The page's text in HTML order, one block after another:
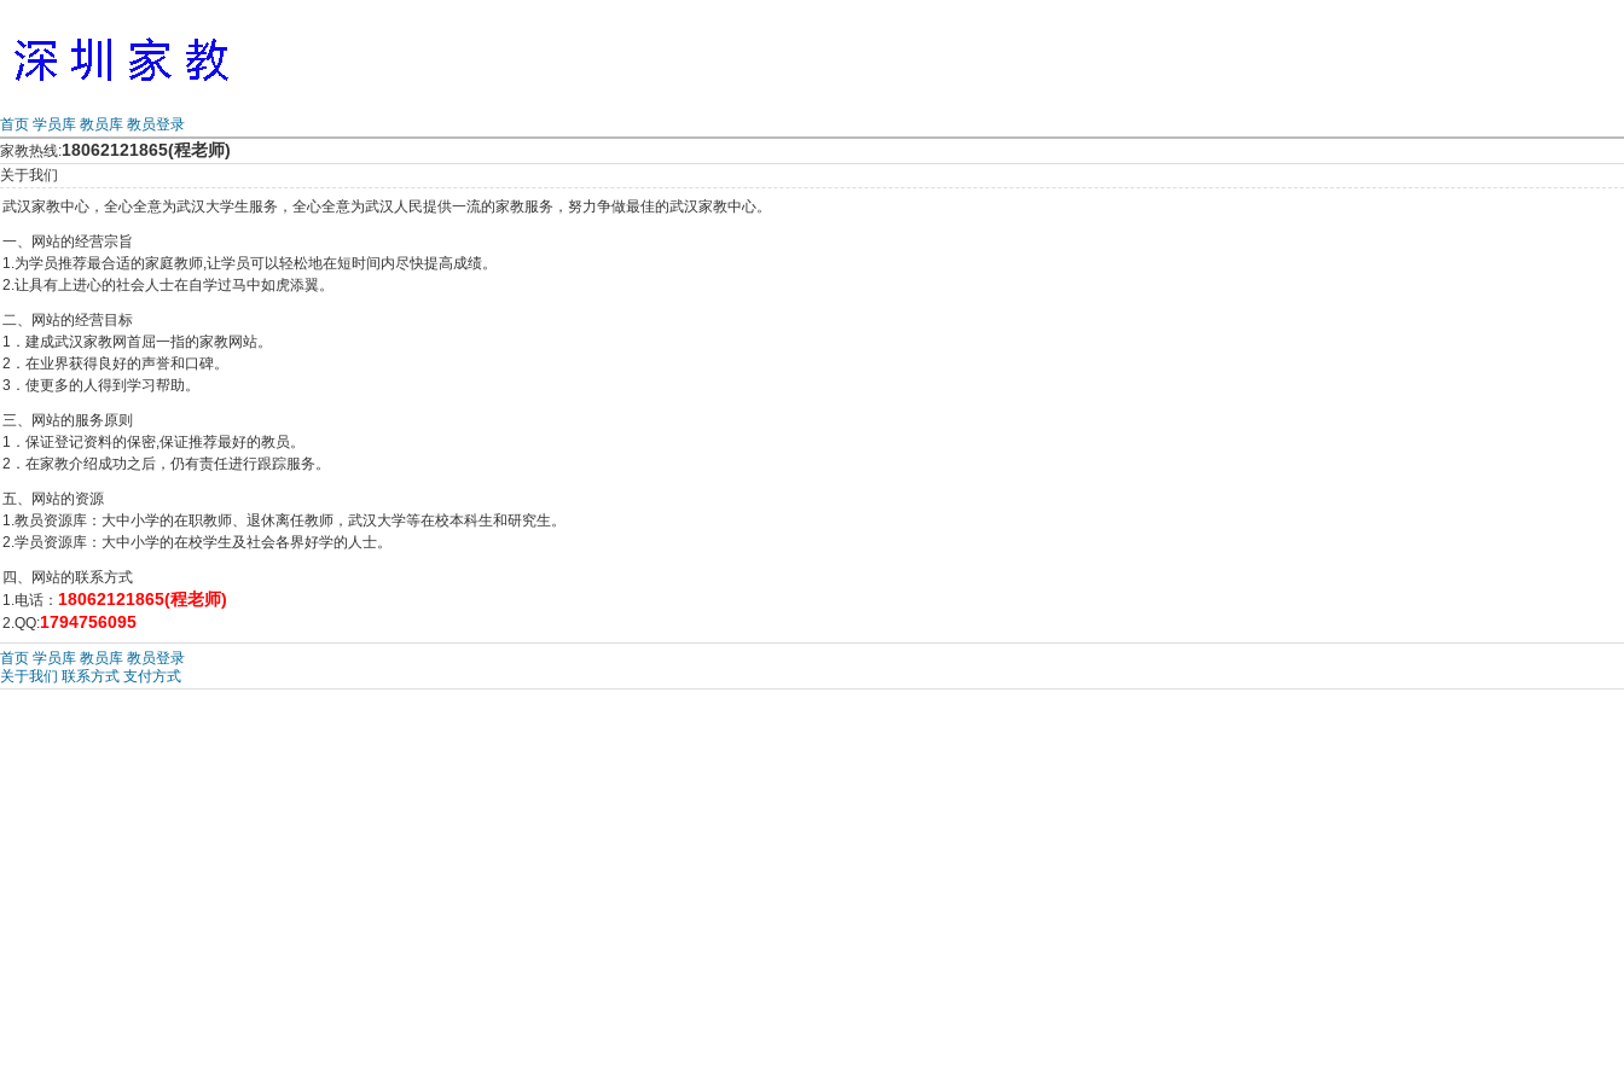
首页 学员库 教员库 教员登录
家教热线:18062121865(程老师)
关于我们
武汉家教中心，全心全意为武汉大学生服务，全心全意为武汉人民提供一流的家教服务，努力争做最佳的武汉家教中心。
一、网站的经营宗旨
1.为学员推荐最合适的家庭教师,让学员可以轻松地在短时间内尽快提高成绩。
2.让具有上进心的社会人士在自学过马中如虎添翼。
二、网站的经营目标
1．建成武汉家教网首屈一指的家教网站。
2．在业界获得良好的声誉和口碑。
3．使更多的人得到学习帮助。
三、网站的服务原则
1．保证登记资料的保密,保证推荐最好的教员。
2．在家教介绍成功之后，仍有责任进行跟踪服务。
五、网站的资源
1.教员资源库：大中小学的在职教师、退休离任教师，武汉大学等在校本科生和研究生。
2.学员资源库：大中小学的在校学生及社会各界好学的人士。
四、网站的联系方式
1.电话： 18062121865(程老师)
2.QQ:1794756095
首页 学员库 教员库 教员登录
关于我们 联系方式 支付方式